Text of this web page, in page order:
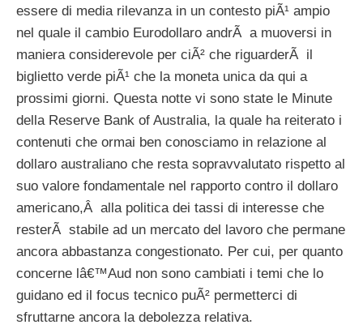
essere di media rilevanza in un contesto piÃ¹ ampio
nel quale il cambio Eurodollaro andrÃ a muoversi in
maniera considerevole per ciÃ² che riguarderÃ il
biglietto verde piÃ¹ che la moneta unica da qui a
prossimi giorni. Questa notte vi sono state le Minute
della Reserve Bank of Australia, la quale ha reiterato i
contenuti che ormai ben conosciamo in relazione al
dollaro australiano che resta sopravvalutato rispetto al
suo valore fondamentale nel rapporto contro il dollaro
americano,Â alla politica dei tassi di interesse che
resterÃ stabile ad un mercato del lavoro che permane
ancora abbastanza congestionato. Per cui, per quanto
concerne lâ€™Aud non sono cambiati i temi che lo
guidano ed il focus tecnico puÃ² permetterci di
sfruttarne ancora la debolezza relativa.